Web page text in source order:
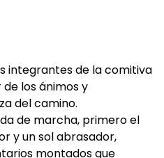
integrantes de la comitiva
los ánimos y
del camino.
de marcha, primero el
y un sol abrasador,
montados que